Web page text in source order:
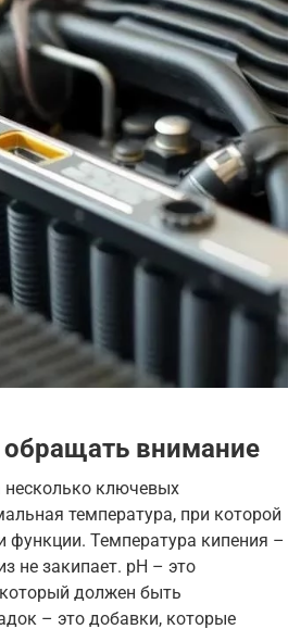
обращать внимание
ключевых
температура, при которой
функции. Температура кипения –
не закипает. pH – это
должен быть
– это добавки, которые